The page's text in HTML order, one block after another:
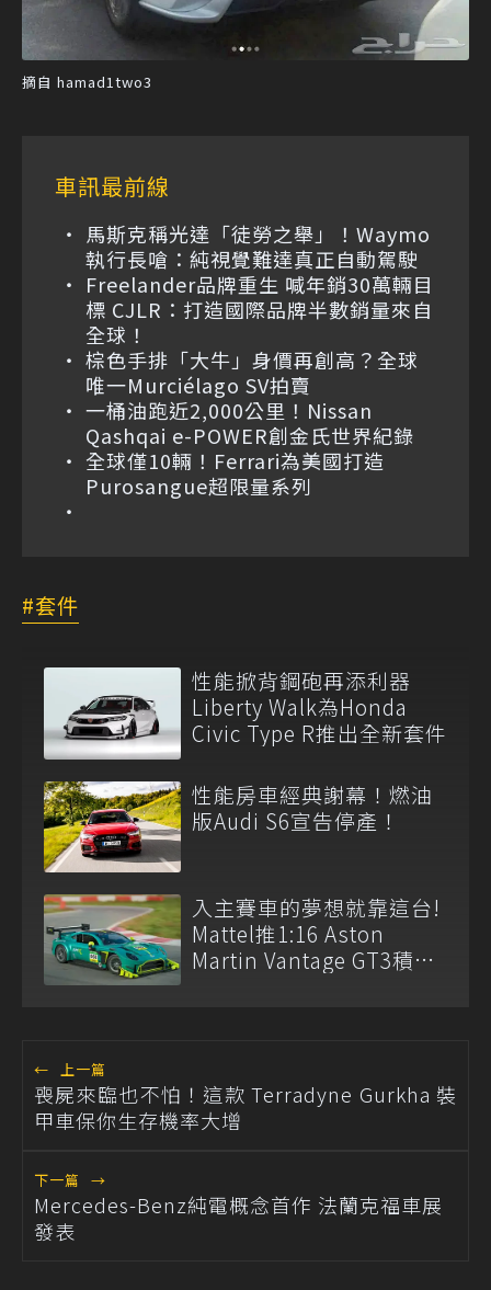
摘自 hamad1two3
車訊最前線
馬斯克稱光達「徒勞之舉」！Waymo
執行長嗆：純視覺難達真正自動駕駛
Freelander品牌重生 喊年銷30萬輛目
標 CJLR：打造國際品牌半數銷量來自
全球！
棕色手排「大牛」身價再創高？全球
唯一Murciélago SV拍賣
一桶油跑近2,000公里！Nissan
Qashqai e-POWER創金氏世界紀錄
全球僅10輛！Ferrari為美國打造
Purosangue超限量系列
套件
性能掀背鋼砲再添利器
Liberty Walk為Honda
Civic Type R推出全新套件
性能房車經典謝幕！燃油
版Audi S6宣告停產！
入主賽車的夢想就靠這台!
Mattel推1:16 Aston
Martin Vantage GT3積木
← 上一篇
喪屍來臨也不怕！這款 Terradyne Gurkha 裝
甲車保你生存機率大增
下一篇 →
Mercedes-Benz純電概念首作 法蘭克福車展
發表